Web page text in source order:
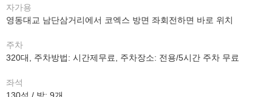
자가용
영동대교 남단삼거리에서 코엑스 방면 좌회전하면 바로 위치
주차
320대, 주차방법: 시간제무료, 주차장소: 전용/5시간 주차 무료
좌석